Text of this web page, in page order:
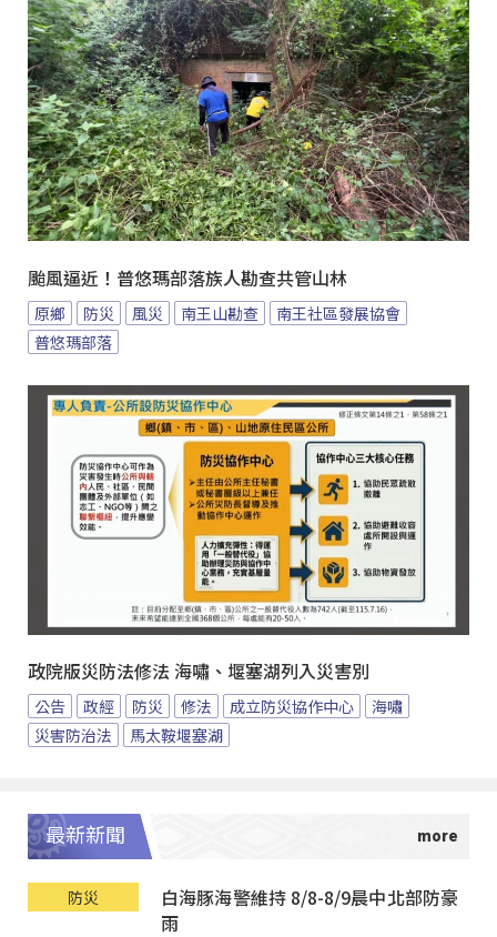
颱風逼近！普悠瑪部落族人勘查共管山林
原鄉 防災 風災 南王山勘查
南王社區發展協會
普悠瑪部落
政院版災防法修法 海嘯、堰塞湖列入災害別
公告 政經 防災 修法 成立防災協作中心
海嘯
災害防治法
馬太鞍堰塞湖
最新新聞
防災
白海豚海警維持 8/8-8/9晨中北部防豪
雨